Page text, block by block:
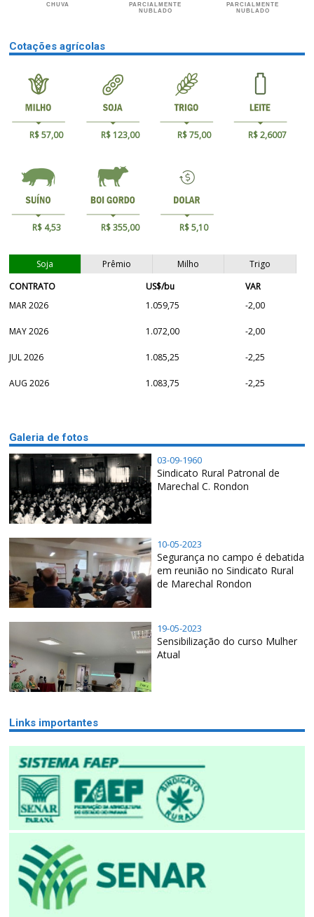
CHUVA
PARCIALMENTE
NUBLADO
PARCIALMENTE
NUBLADO
Cotações agrícolas
R$ 57,00 R$ 123,00 R$ 75,00 R$ 2,6007
R$ 4,53 R$ 355,00 R$ 5,10
Soja Prêmio Milho
Trigo
CONTRATO
US$/bu
VAR
MAR 2026
1.059,75 -2,00
MAY 2026 1.072,00 -2,00
JUL 2026 1.085,25 -2,25
AUG 2026 1.083,75 -2,25
Galeria de fotos
03-09-1960
Sindicato Rural Patronal de
Marechal C. Rondon
10-05-2023
Segurança no campo é debatida
em reunião no Sindicato Rural
de Marechal Rondon
19-05-2023
Sensibilização do curso Mulher
Atual
Links importantes